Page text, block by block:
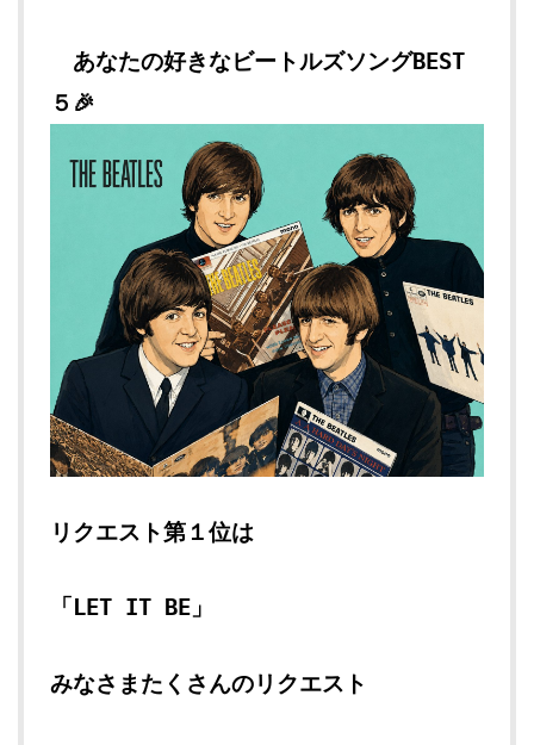
あなたの好きなビートルズソングBEST
５🎉
リクエスト第１位は
「LET IT BE」
みなさまたくさんのリクエスト